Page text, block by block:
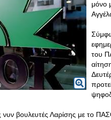
μόνο
του
νυν βουλευτές Λαρίσης με το